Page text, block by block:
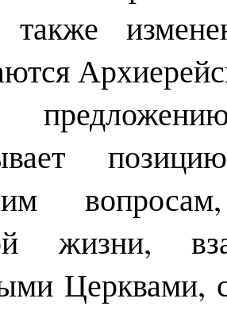
жизни,
Церквами,